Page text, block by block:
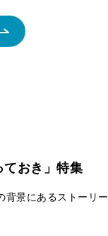
ておき」特集
背景にあるストーリー